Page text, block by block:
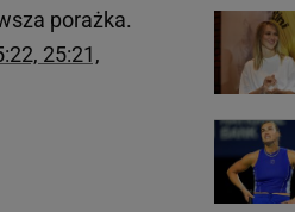
porażka.
25:21,